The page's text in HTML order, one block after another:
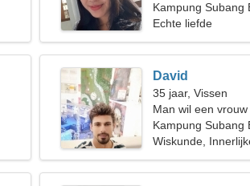
Kampung Subang
Echte liefde
David
35 jaar, Vissen
Man wil een
Kampung Subang
Wiskunde,